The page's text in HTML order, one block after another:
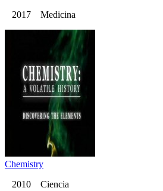
2017 Medicina
Chemistry
2010 Ciencia